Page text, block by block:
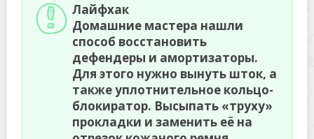
Лайфхак
Домашние мастера нашли
способ восстановить
дефендеры и амортизаторы.
Для этого нужно вынуть шток, а
также уплотнительное кольцо-
блокиратор. Высыпать «труху»
прокладки и заменить её на